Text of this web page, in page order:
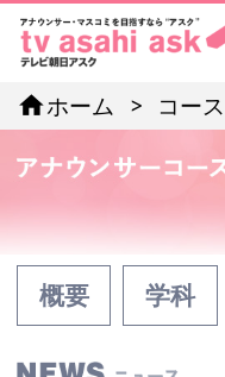
homeホーム コース
概要 学科